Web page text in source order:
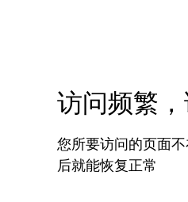
访问频繁
您所要访问的页面
后就能恢复正常